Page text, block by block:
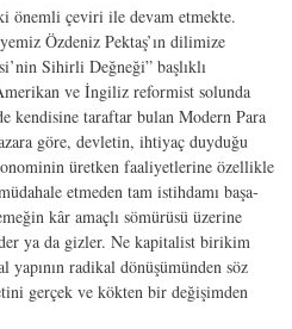
önemli çeviri ile devam etmekte.
Özdeniz Pektaş’ın dilimize
Sihirli Değneği” başlıklı
ve İngiliz reformist solunda
kendisine taraftar bulan Modern Para
göre, devletin, ihtiyaç duyduğu
üretken faaliyetlerine özel­likle
etmeden tam istihdamı başa­
kâr amaçlı sömürüsü üzerine
ya da gizler. Ne kapitalist birikim
yapının radikal dönüşümünden söz
gerçek ve kökten bir değişimden